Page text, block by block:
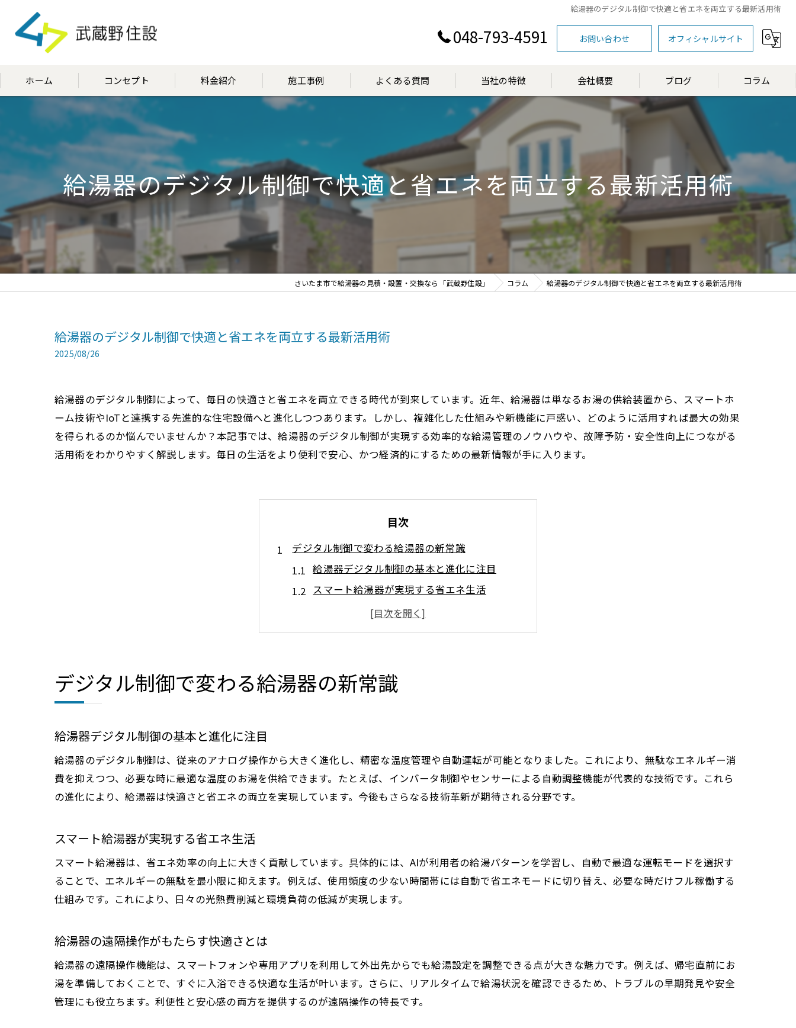
給湯器のデジタル制御で快適と省エネを両立する最新活用術
048-793-4591 お問い合わせ オフィシャルサイト
ホーム コンセプト
代表挨拶
料金紹介 施工事例 よくある質問 当社の特徴
設置
交換
点検
会社概要
漫画特集
ブログ コラム
給湯器のデジタル制御で快適と省エネを両立する最新活用術
さいたま市で給湯器の見積・設置・交換なら「武蔵野住設」 コラム 給湯器のデジタル制御で快適と省エネを両立する最新活用術
給湯器のデジタル制御で快適と省エネを両立する最新活用術
2025/08/26
給湯器のデジタル制御によって、毎日の快適さと省エネを両立できる時代が到来しています。近年、給湯器は単なるお湯の供給装置から、スマートホ
ーム技術やIoTと連携する先進的な住宅設備へと進化しつつあります。しかし、複雑化した仕組みや新機能に戸惑い、どのように活用すれば最大の効果
を得られるのか悩んでいませんか？本記事では、給湯器のデジタル制御が実現する効率的な給湯管理のノウハウや、故障予防・安全性向上につながる
活用術をわかりやすく解説します。毎日の生活をより便利で安心、かつ経済的にするための最新情報が手に入ります。
目次
デジタル制御で変わる給湯器の新常識
給湯器デジタル制御の基本と進化に注目
スマート給湯器が実現する省エネ生活
給湯器の遠隔操作がもたらす快適さとは
デジタル化で広がる給湯器の活用法を解説
ツナガルde給湯器アプリ活用のメリット紹介
快適な暮らしは給湯器の進化から
省エネと快適性を両立する給湯器の選び方
IoT給湯器で広がる新しい生活スタイル
給湯器の進化で叶うスマートな暮らし
給湯器の水量センサー基本構造を解説
デジタル制御が水量調整にもたらす効果
水量センサーの仕組みと安全性向上の関係
給湯器の最新センサー技術を知ろう
省エネ生活に役立つ給湯器の活用法
給湯器の省エネ機能を最大限活用する方法
デジタル制御で変わる給湯器の新常識
給湯器デジタル制御の基本と進化に注目
給湯器のデジタル制御は、従来のアナログ操作から大きく進化し、精密な温度管理や自動運転が可能となりました。これにより、無駄なエネルギー消
費を抑えつつ、必要な時に最適な温度のお湯を供給できます。たとえば、インバータ制御やセンサーによる自動調整機能が代表的な技術です。これら
の進化により、給湯器は快適さと省エネの両立を実現しています。今後もさらなる技術革新が期待される分野です。
スマート給湯器が実現する省エネ生活
スマート給湯器は、省エネ効率の向上に大きく貢献しています。具体的には、AIが利用者の給湯パターンを学習し、自動で最適な運転モードを選択す
ることで、エネルギーの無駄を最小限に抑えます。例えば、使用頻度の少ない時間帯には自動で省エネモードに切り替え、必要な時だけフル稼働する
仕組みです。これにより、日々の光熱費削減と環境負荷の低減が実現します。
給湯器の遠隔操作がもたらす快適さとは
給湯器の遠隔操作機能は、スマートフォンや専用アプリを利用して外出先からでも給湯設定を調整できる点が大きな魅力です。例えば、帰宅直前にお
湯を準備しておくことで、すぐに入浴できる快適な生活が叶います。さらに、リアルタイムで給湯状況を確認できるため、トラブルの早期発見や安全
管理にも役立ちます。利便性と安心感の両方を提供するのが遠隔操作の特長です。